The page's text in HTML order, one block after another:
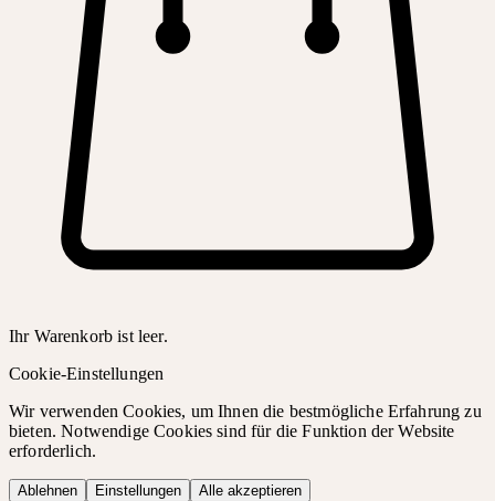
Ihr Warenkorb ist leer.
Cookie-Einstellungen
Wir verwenden Cookies, um Ihnen die bestmögliche Erfahrung zu
bieten. Notwendige Cookies sind für die Funktion der Website
erforderlich.
Ablehnen Einstellungen Alle akzeptieren